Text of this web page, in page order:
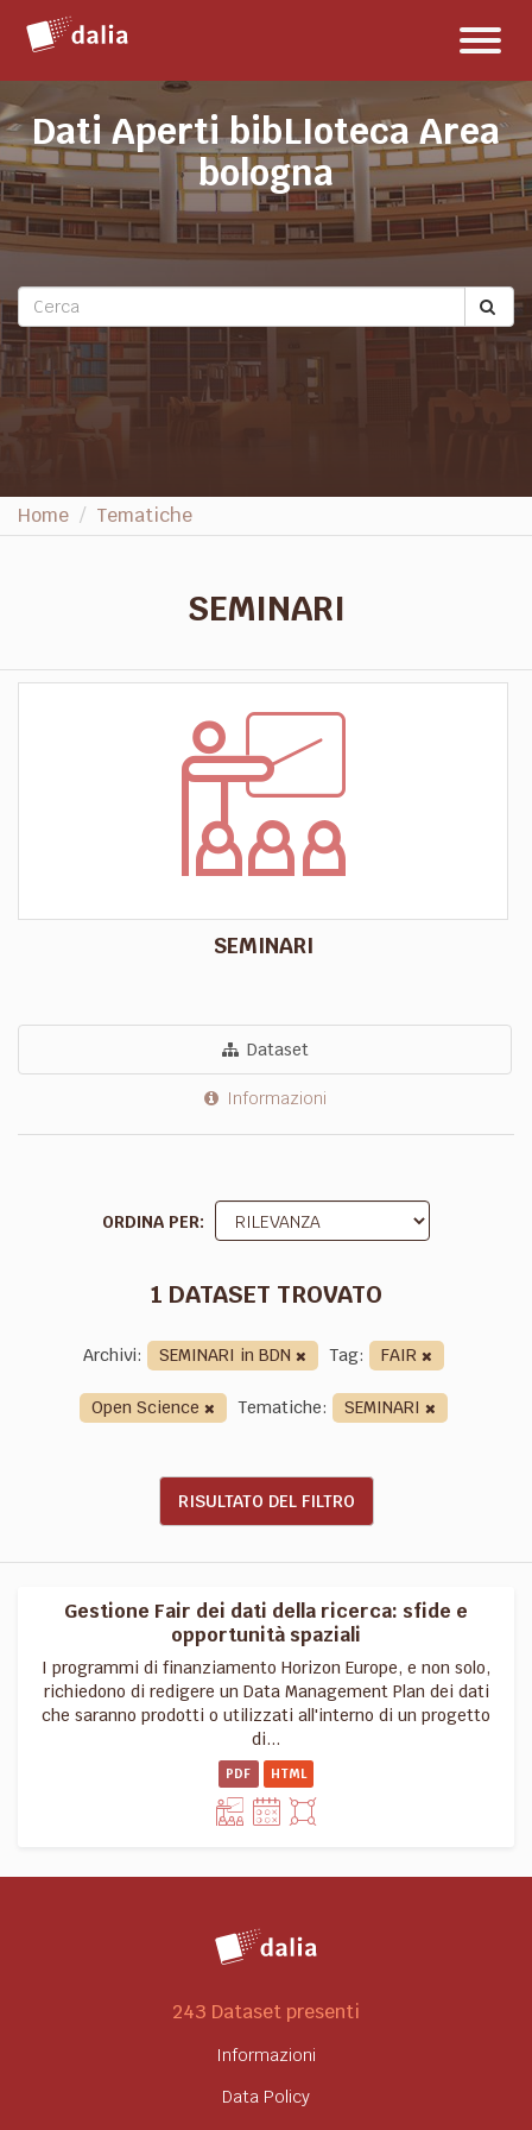
contenuto
Dati Aperti bibLIoteca Area
bologna
Home Tematiche
SEMINARI
SEMINARI
Dataset
Informazioni
ORDINA PER
1 DATASET TROVATO
Archivi: SEMINARI in BDN Tag:
FAIR
Open Science
Tematiche: SEMINARI
RISULTATO DEL FILTRO
Gestione Fair dei dati della ricerca: sfide e
opportunità spaziali
I programmi di finanziamento Horizon Europe, e non solo,
richiedono di redigere un Data Management Plan dei dati
che saranno prodotti o utilizzati all'interno di un progetto
di...
PDF HTML
243 Dataset presenti
Informazioni
Data Policy